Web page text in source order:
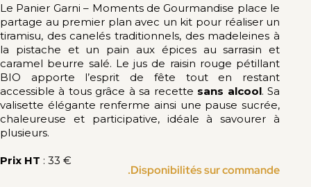
Le Panier Garni – Moments de Gourmandise place le
partage au premier plan avec un kit pour réaliser un
tiramisu, des canelés traditionnels, des madeleines à
la pistache et un pain aux épices au sarrasin et
caramel beurre salé. Le jus de raisin rouge pétillant
BIO apporte l’esprit de fête tout en restant
accessible à tous grâce à sa recette sans alcool. Sa
valisette élégante renferme ainsi une pause sucrée,
chaleureuse et participative, idéale à savourer à
plusieurs.
Prix HT : 33 €
.Disponibilités sur commande